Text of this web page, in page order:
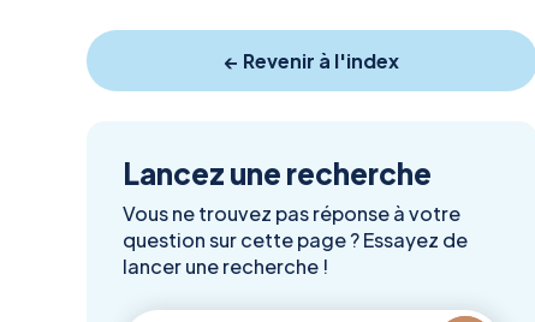
← Revenir à l'index
Lancez une recherche
Vous ne trouvez pas réponse à votre
question sur cette page ? Essayez de
lancer une recherche !